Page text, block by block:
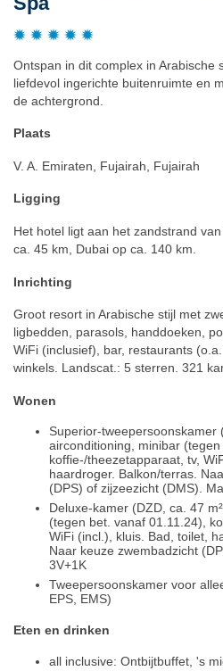
Ontspan in dit complex in Arabische
liefdevol ingerichte buitenruimte en
de achtergrond.
Plaats
V. A. Emiraten, Fujairah, Fujairah
Ligging
Het hotel ligt aan het zandstrand
ca. 45 km, Dubai op ca. 140 km.
Inrichting
Groot resort in Arabische stijl met
ligbedden, parasols, handdoeken,
WiFi (inclusief), bar, restaurants
winkels. Landscat.: 5 sterren. 321
Wonen
Superior-tweepersoonskamer
airconditioning, minibar
koffie-/theezetapparaat, tv,
haardroger. Balkon/terras.
(DPS) of zijzeezicht (DMS).
Deluxe-kamer (DZD, ca. 47
(tegen bet. vanaf 01.11.24),
WiFi (incl.), kluis. Bad, toilet,
Naar keuze zwembadzicht
3V+1K
Tweepersoonskamer voor
EPS, EMS)
Eten en drinken
all inclusive: Ontbijtbuffet, 's